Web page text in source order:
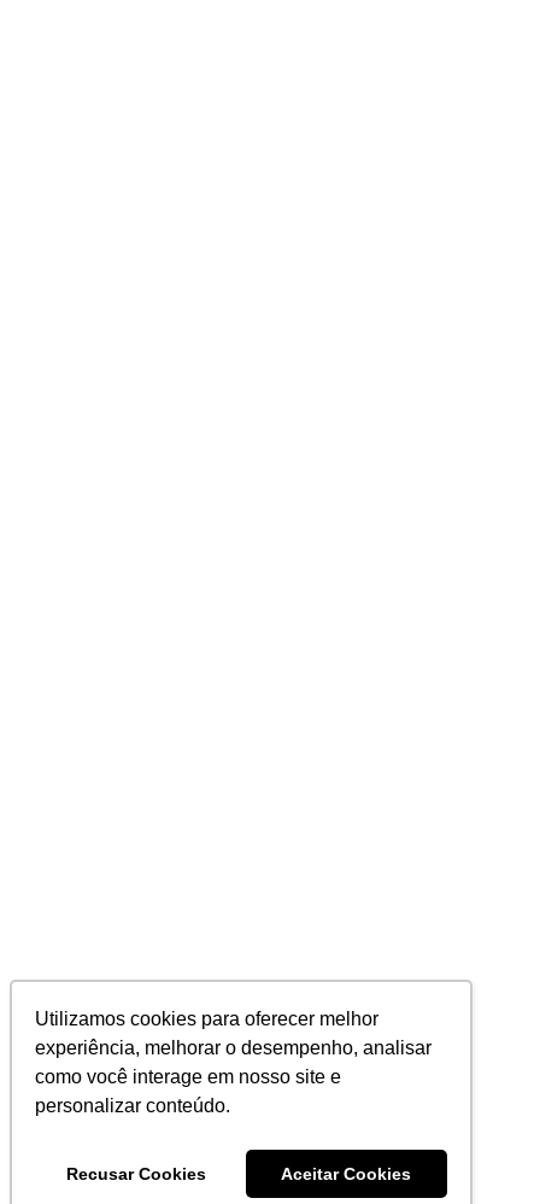
Utilizamos cookies para oferecer melhor
experiência, melhorar o desempenho, analisar
como você interage em nosso site e
personalizar conteúdo.
Recusar Cookies Aceitar Cookies